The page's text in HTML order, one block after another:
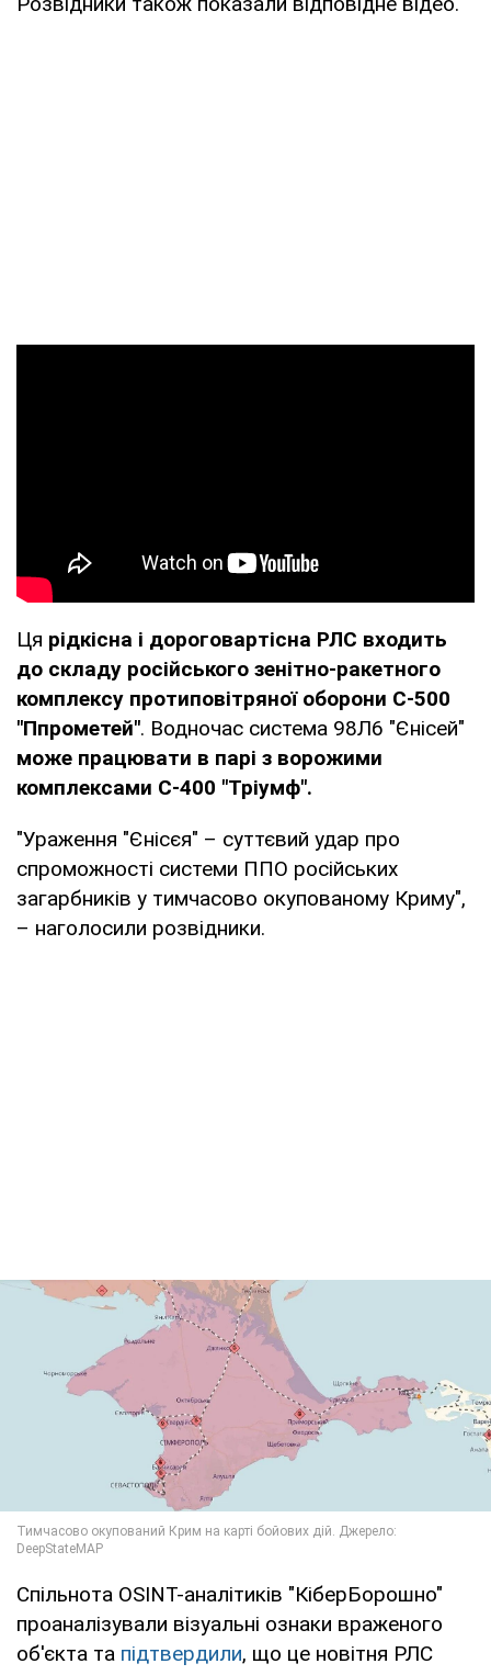
Ця рідкісна і дороговартісна РЛС входить
до складу російського зенітно-ракетного
комплексу протиповітряної оборони С-500
"Ппрометей". Водночас система 98Л6 "Єнісей"
може працювати в парі з ворожими
комплексами С-400 "Тріумф".
"Ураження "Єнісєя" – суттєвий удар про
спроможності системи ППО російських
загарбників у тимчасово окупованому Криму",
– наголосили розвідники.
Спільнота OSINT-аналітиків "КіберБорошно"
проаналізували візуальні ознаки враженого
об'єкта та підтвердили, що це новітня РЛС